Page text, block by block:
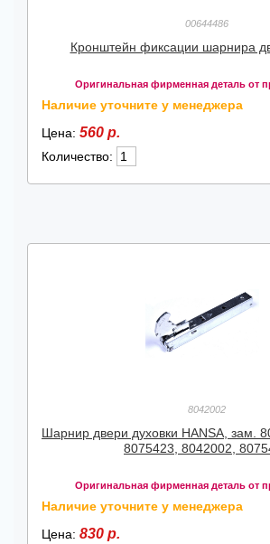
00644486
Кронштейн фиксации шарнира
Оригинальная фирменная деталь от
Наличие уточните у менеджера
Цена: 560 р.
Количество:
8042002
Шарнир двери духовки HANSA, зам.
8075423, 8042002,
Оригинальная фирменная деталь от
Наличие уточните у менеджера
Цена: 830 р.